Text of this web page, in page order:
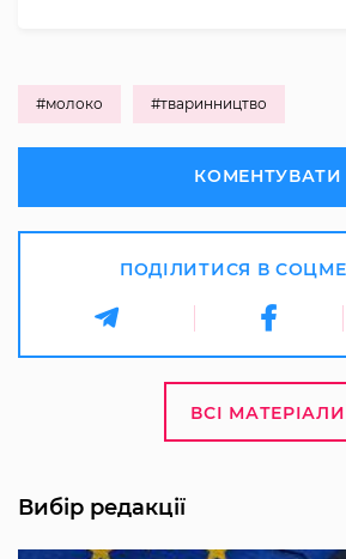
#молоко #тваринництво
КОМЕНТУВАТИ
ПОДІЛИТИСЯ В
ВСІ МАТЕРІАЛИ
Вибір редакції